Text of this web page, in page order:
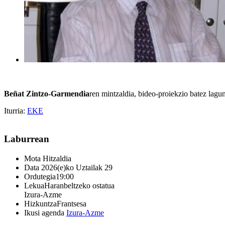
Beñat Zintzo-Garmendiaren mintzaldia, bideo-proiekzio batez
Iturria: EKE
Laburrean
Mota Hitzaldia
Data 2026(e)ko Uztailak 29
Ordutegia19:00
LekuaHaranbeltzeko ostatua
Izura-Azme
HizkuntzaFrantsesa
Ikusi agenda Izura-Azme